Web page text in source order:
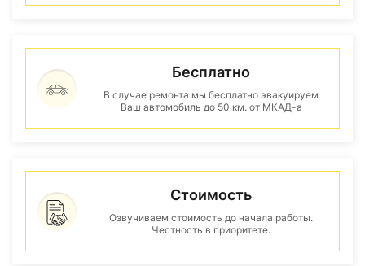
Бесплатно
В случае ремонта мы бесплатно эвакуируем
Ваш автомобиль до 50 км. от МКАД-а
Стоимость
Озвучиваем стоимость до начала работы.
Честность в приоритете.